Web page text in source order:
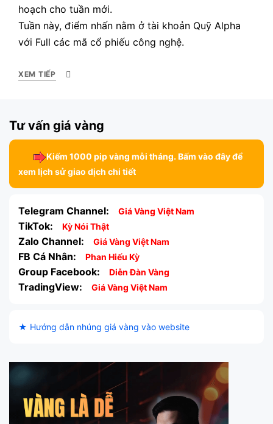
hoạch cho tuần mới.
Tuần này, điểm nhấn nằm ở tài khoản Quỹ Alpha
với Full các mã cổ phiếu công nghệ.
XEM TIẾP
Tư vấn giá vàng
Kiếm 1000 pip vàng mỗi tháng. Bấm vào đây để
xem lịch sử giao dịch chi tiết
Telegram Channel: Giá Vàng Việt Nam
TikTok: Kỳ Nói Thật
Zalo Channel: Giá Vàng Việt Nam
FB Cá Nhân: Phan Hiếu Kỳ
Group Facebook: Diễn Đàn Vàng
TradingView: Giá Vàng Việt Nam
★ Hướng dẫn nhúng giá vàng vào website